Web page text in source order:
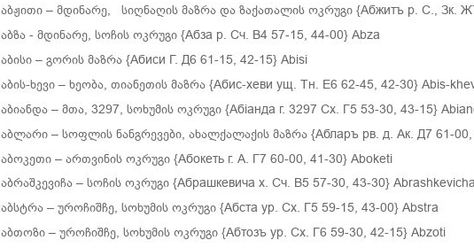
აბჟითი – მდინარე,
სიღნაღის მაზრა და ზაქათალის ოკრუგი {Абжитъ р. С., Зк.
აბზა - მდინარე, სოჩის ოკრუგი {Абза р. Сч. В4 57-15, 44-00} Abza
აბისი – გორის მაზრა {Абиси Г. Д6 61-15, 42-15} Abisi
აბის-ხევი – ხეობა, თიანეთის მაზრა {Абис-хеви ущ. Тн. Е6 62-45, 42-30} Abis-
აბიანდა – მთა, 3297, სოხუმის ოკრუგი {Абiанда г. 3297 Сх. Г5 53-30, 43-15}
აბლარი – სოფლის ნანგრევები, ახალქალაქის მაზრა {Абларъ рв. д. Ак. Д7 61-
აბოკეთი – ართვინის ოკრუგი {Абокеть г. А. Г7 60-00, 41-30} Aboketi
აბრაშკევიჩა – სოჩის ოკრუგი {Абрашкевича х. Сч. В5 57-30, 43-30} Abrashkevicha
აბსტრა – უროჩიშჩე, სოხუმის ოკრუგი {Абста ур. Сх. Г5 59-15, 43-00} Abstra
აბთოზი – უროჩიშჩე, სოხუმის ოკრუგი {Абтозъ ур. Сх. Г6 59-30, 42-15} Abzoti